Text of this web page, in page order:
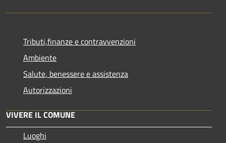
Tributi,finanze e contravvenzioni
Ambiente
Salute, benessere e assistenza
Autorizzazioni
VIVERE IL COMUNE
Luoghi